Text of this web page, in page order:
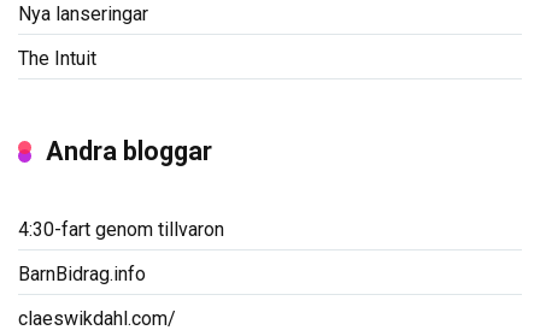
Nya lanseringar
The Intuit
Andra bloggar
4:30-fart genom tillvaron
BarnBidrag.info
claeswikdahl.com/